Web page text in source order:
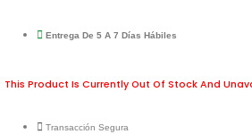
Entrega De 5 A 7 Días Hábiles
This Product Is Currently Out Of Stock And
Transacción Segura